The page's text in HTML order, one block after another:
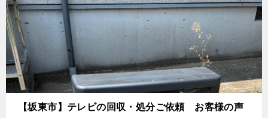
【坂東市】テレビの回収・処分ご依頼 お客様の声